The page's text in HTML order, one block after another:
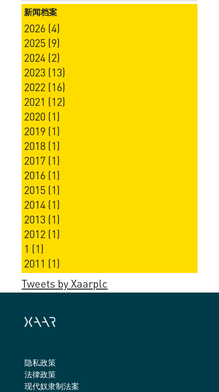
新闻档案
2026 (4)
2025 (9)
2024 (2)
2023 (13)
2022 (16)
2021 (12)
2020 (1)
2019 (1)
2018 (1)
2017 (1)
2016 (1)
2015 (1)
2014 (1)
2013 (1)
2012 (1)
1 (1)
2011 (1)
Tweets by Xaarplc
隐私政策
法律政策
现代奴隶制法案